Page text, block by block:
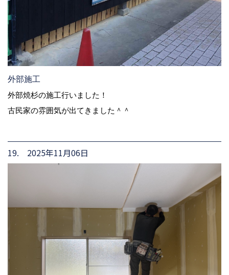
外部施工
外部焼杉の施工行いました！
古民家の雰囲気が出てきました＾＾
19. 2025年11月06日